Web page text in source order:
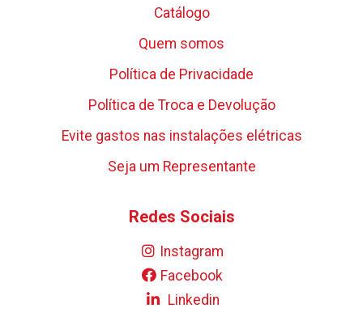
Catálogo
Quem somos
Política de Privacidade
Política de Troca e Devolução
Evite gastos nas instalações elétricas
Seja um Representante
Redes Sociais
Instagram
Facebook
Linkedin